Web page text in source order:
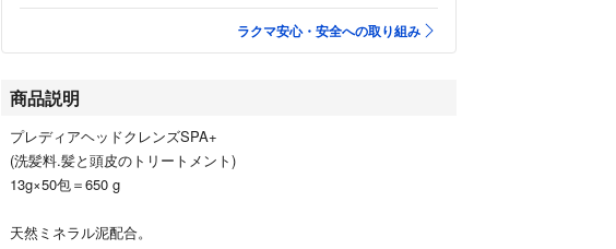
ラクマ安心・安全への取り組み
商品説明
プレディアヘッドクレンズSPA+
(洗髪料.髪と頭皮のトリートメント)
13g×50包＝650 g
天然ミネラル泥配合。